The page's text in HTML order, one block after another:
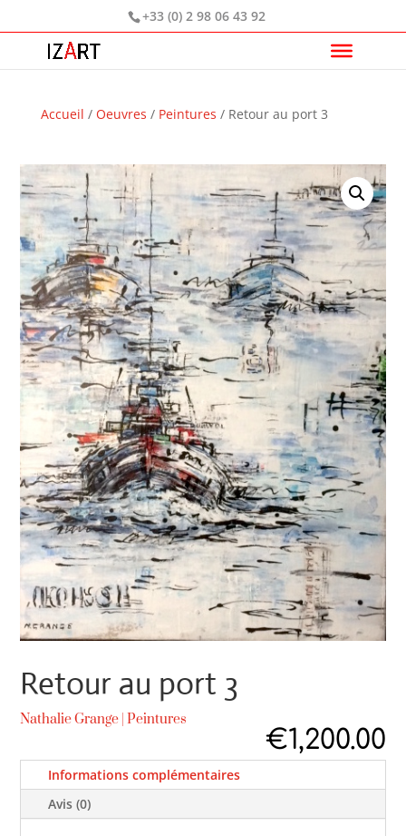
+33 (0) 2 98 06 43 92
Accueil / Oeuvres / Peintures / Retour au port 3
Retour au port 3
Nathalie Grange |Peintures
€1,200.00
Informations complémentaires
Avis (0)